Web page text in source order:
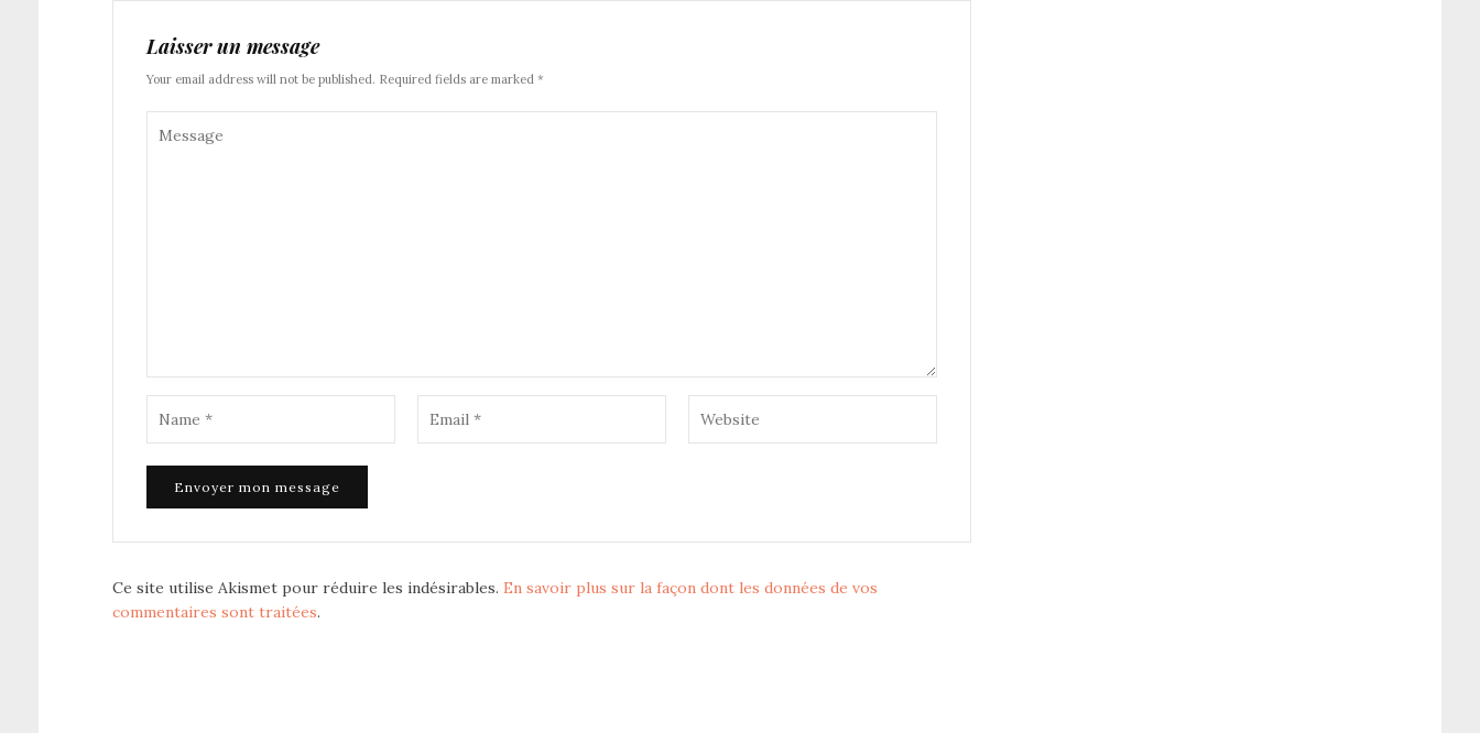
Laisser un message
Your email address will not be published. Required fields are marked *
Ce site utilise Akismet pour réduire les indésirables. En savoir plus sur la façon dont les données de vos
commentaires sont traitées.